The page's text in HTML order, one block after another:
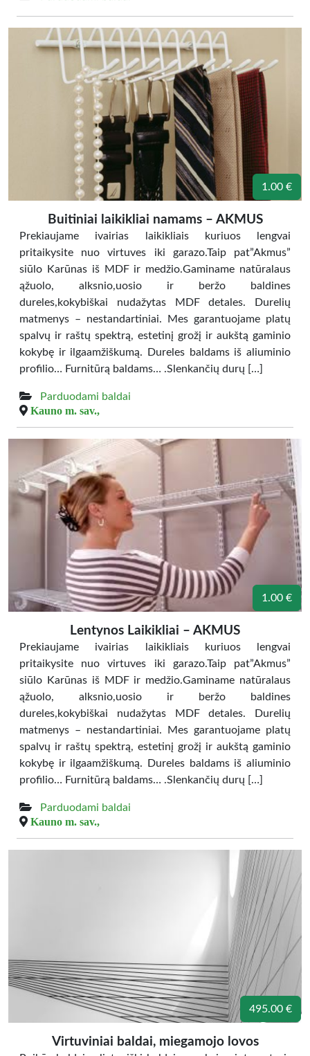
1.00 €
Buitiniai laikikliai namams – AKMUS
Prekiaujame ivairias laikikliais kuriuos lengvai
pritaikysite nuo virtuves iki garazo.Taip pat”Akmus”
siūlo Karūnas iš MDF ir medžio.Gaminame natūralaus
ąžuolo, alksnio,uosio ir beržo baldines
dureles,kokybiškai nudažytas MDF detales. Durelių
matmenys – nestandartiniai. Mes garantuojame platų
spalvų ir raštų spektrą, estetinį grožį ir aukštą gaminio
kokybę ir ilgaamžiškumą. Dureles baldams iš aliuminio
profilio… Furnitūrą baldams… .Slenkančių durų […]
Parduodami baldai
Kauno m. sav.,
1.00 €
Lentynos Laikikliai – AKMUS
Prekiaujame ivairias laikikliais kuriuos lengvai
pritaikysite nuo virtuves iki garazo.Taip pat”Akmus”
siūlo Karūnas iš MDF ir medžio.Gaminame natūralaus
ąžuolo, alksnio,uosio ir beržo baldines
dureles,kokybiškai nudažytas MDF detales. Durelių
matmenys – nestandartiniai. Mes garantuojame platų
spalvų ir raštų spektrą, estetinį grožį ir aukštą gaminio
kokybę ir ilgaamžiškumą. Dureles baldams iš aliuminio
profilio… Furnitūrą baldams… .Slenkančių durų […]
Parduodami baldai
Kauno m. sav.,
495.00 €
Virtuviniai baldai, miegamojo lovos